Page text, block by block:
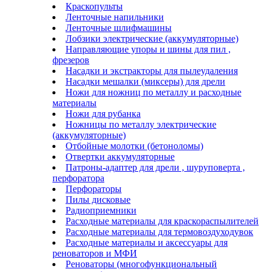
Краскопульты
Ленточные напильники
Ленточные шлифмашины
Лобзики электрические (аккумуляторные)
Направляющие упоры и шины для пил ,
фрезеров
Насадки и экстракторы для пылеудаления
Насадки мешалки (миксеры) для дрели
Ножи для ножниц по металлу и расходные
материалы
Ножи для рубанка
Ножницы по металлу электрические
(аккумуляторные)
Отбойные молотки (бетоноломы)
Отвертки аккумуляторные
Патроны-адаптер для дрели , шуруповерта ,
перфоратора
Перфораторы
Пилы дисковые
Радиоприемники
Расходные материалы для краскораспылителей
Расходные материалы для термовоздуходувок
Расходные материалы и аксессуары для
реноваторов и МФИ
Реноваторы (многофункциональный